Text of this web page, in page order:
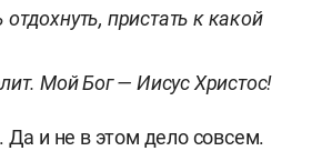
пристать к какой
Мой Бог — Иисус Христос!
Да и не в этом дело совсем.